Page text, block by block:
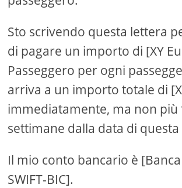
Sto scrivendo questa lettera
di pagare un importo di [XY
Passeggero per ogni
arriva a un importo totale di
immediatamente, ma non più
settimane dalla data di
Il mio conto bancario è
SWIFT-BIC].